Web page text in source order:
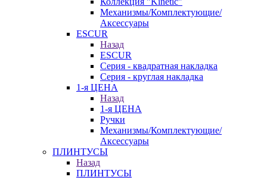
Механизмы/Комплектующие/
Аксессуары
ESCUR
Назад
ESCUR
Серия - квадратная накладка
Серия - круглая накладка
1-я ЦЕНА
Назад
1-я ЦЕНА
Ручки
Механизмы/Комплектующие/
Аксессуары
ПЛИНТУСЫ
Назад
ПЛИНТУСЫ